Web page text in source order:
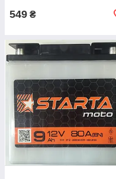
549 ₴